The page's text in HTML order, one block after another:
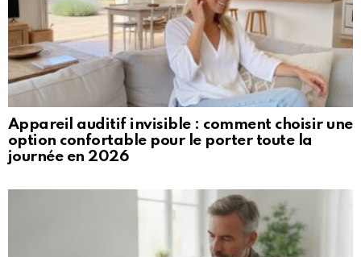
Appareil auditif invisible : comment choisir une
option confortable pour le porter toute la
journée en 2026